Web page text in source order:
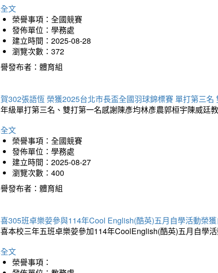
文
榮譽事項：全國競賽
發佈單位：學務處
建立時間：2025-08-28
瀏覽次數：372
發布者：體育組
302張語恆 榮獲2025台北市長盃全國羽球錦標賽 單打第三名
級單打第三名、雙打第一名感謝陳彥均林彥農郭桓宇陳威廷
文
榮譽事項：全國競賽
發佈單位：學務處
建立時間：2025-08-27
瀏覽次數：400
發布者：體育組
305班卓樂荌參與114年Cool English(酷英)五月自學活動榮
本校三年五班卓樂荌參加114年CoolEnglish(酷英)五月自學
文
榮譽事項：